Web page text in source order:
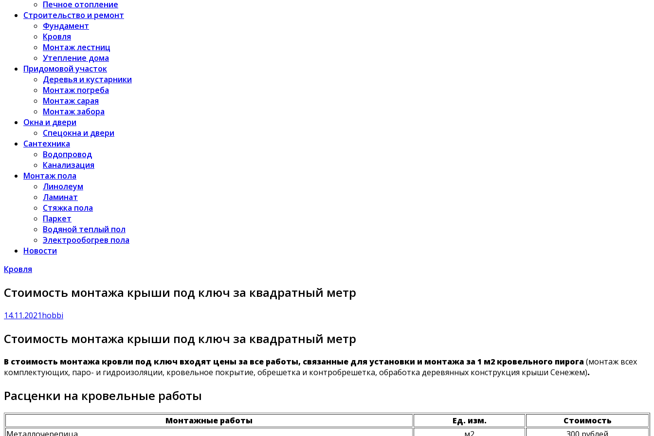
Печное отопление
Строительство и ремонт
Фундамент
Кровля
Монтаж лестниц
Утепление дома
Придомовой участок
Деревья и кустарники
Монтаж погреба
Монтаж сарая
Монтаж забора
Окна и двери
Спецокна и двери
Сантехника
Водопровод
Канализация
Монтаж пола
Линолеум
Ламинат
Стяжка пола
Паркет
Водяной теплый пол
Электрообогрев пола
Новости
Кровля
Стоимость монтажа крыши под ключ за квадратный метр
14.11.2021hobbi
Стоимость монтажа крыши под ключ за квадратный метр
В стоимость монтажа кровли под ключ входят цены за все работы, связанные для установки и монтажа за 1 м2 кровельного пирога(монтаж всех
комплектующих, паро- и гидроизоляции, кровельное покрытие, обрешетка и контробрешетка, обработка деревянных конструкция крыши Сенежем).
Расценки на кровельные работы
Монтажные работы Ед. изм.
Стоимость